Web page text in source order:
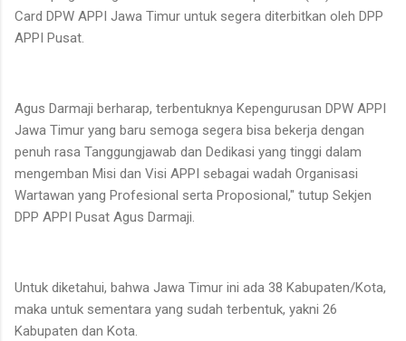
Card DPW APPI Jawa Timur untuk segera diterbitkan oleh DPP
APPI Pusat.
Agus Darmaji berharap, terbentuknya Kepengurusan DPW APPI
Jawa Timur yang baru semoga segera bisa bekerja dengan
penuh rasa Tanggungjawab dan Dedikasi yang tinggi dalam
mengemban Misi dan Visi APPI sebagai wadah Organisasi
Wartawan yang Profesional serta Proposional," tutup Sekjen
DPP APPI Pusat Agus Darmaji.
Untuk diketahui, bahwa Jawa Timur ini ada 38 Kabupaten/Kota,
maka untuk sementara yang sudah terbentuk, yakni 26
Kabupaten dan Kota.